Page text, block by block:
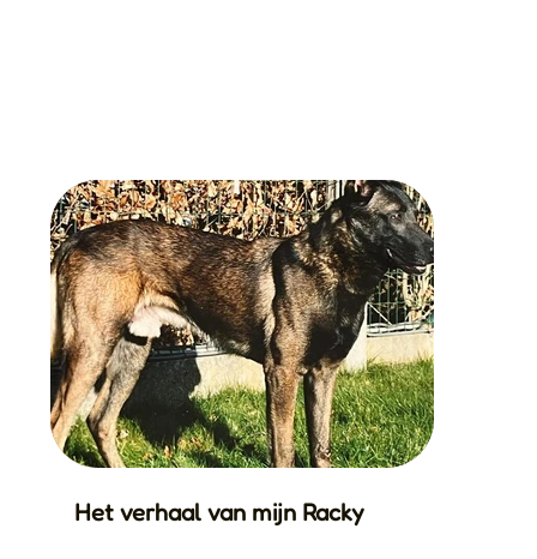
Het verhaal van mijn Racky